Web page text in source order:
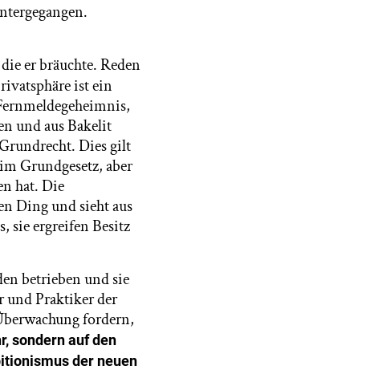
er bräuchte. Reden
ist ein
und aus Bakelit
Dies gilt
Grundgesetz, aber
hat. Die
Ding und sieht aus
sie ergreifen Besitz
betrieben und sie
und Praktiker der
fordern,
sondern auf den
der neuen